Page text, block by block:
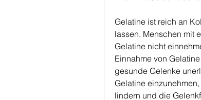
Gelatine ist reich an
lassen. Menschen mit
Gelatine nicht
Einnahme von
gesunde Gelenke
Gelatine
lindern und die